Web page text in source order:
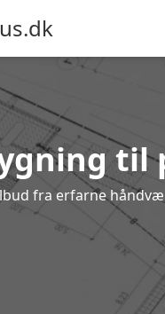
til
fra erfarne